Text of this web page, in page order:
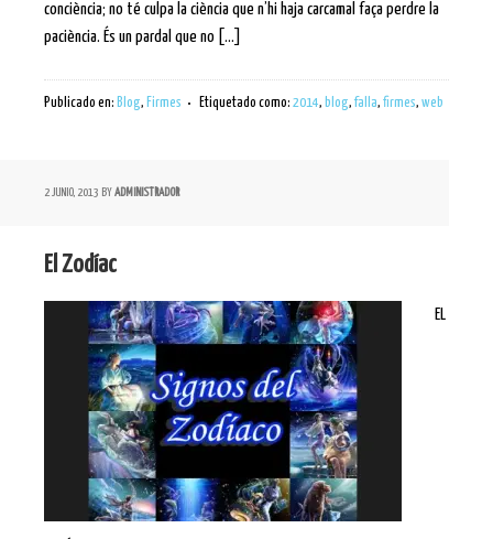
conciència; no té culpa la ciència que n’hi haja carcamal faça perdre la
paciència. És un pardal que no […]
Publicado en: Blog, Firmes Etiquetado como: 2014, blog, falla, firmes, web
2 JUNIO, 2013 BY ADMINISTRADOR
El Zodíac
EL